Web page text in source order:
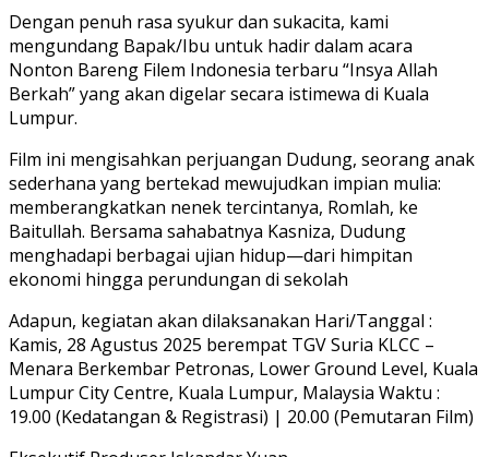
Dengan penuh rasa syukur dan sukacita, kami
mengundang Bapak/Ibu untuk hadir dalam acara
Nonton Bareng Filem Indonesia terbaru “Insya Allah
Berkah” yang akan digelar secara istimewa di Kuala
Lumpur.
Film ini mengisahkan perjuangan Dudung, seorang anak
sederhana yang bertekad mewujudkan impian mulia:
memberangkatkan nenek tercintanya, Romlah, ke
Baitullah. Bersama sahabatnya Kasniza, Dudung
menghadapi berbagai ujian hidup—dari himpitan
ekonomi hingga perundungan di sekolah
Adapun, kegiatan akan dilaksanakan Hari/Tanggal :
Kamis, 28 Agustus 2025 berempat TGV Suria KLCC –
Menara Berkembar Petronas, Lower Ground Level, Kuala
Lumpur City Centre, Kuala Lumpur, Malaysia Waktu :
19.00 (Kedatangan & Registrasi) | 20.00 (Pemutaran Film)